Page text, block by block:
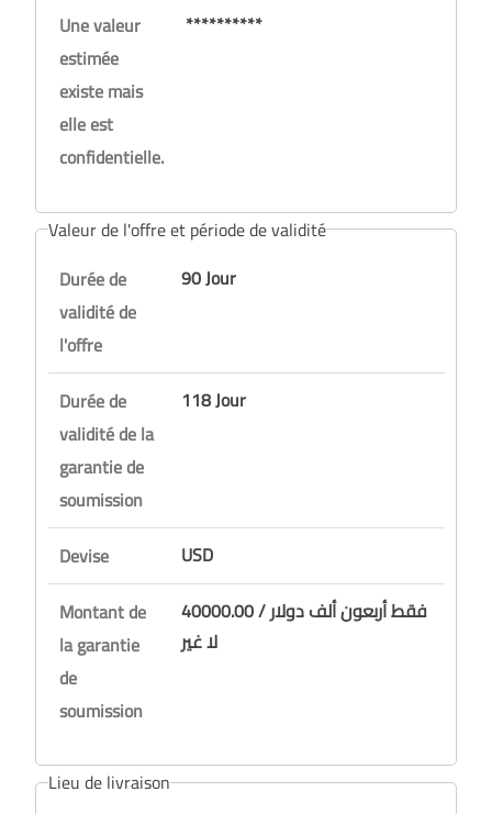
Une valeur
estimée
existe mais
elle est
confidentielle.
**********
Valeur de l'offre et période de validité
Durée de
validité de
l'offre
90 Jour
Durée de
validité de la
garantie de
soumission
118 Jour
Devise
USD
Montant de
la garantie
de
soumission
40000.00 / فقط أربعون ألف دولار
لا غير
Lieu de livraison